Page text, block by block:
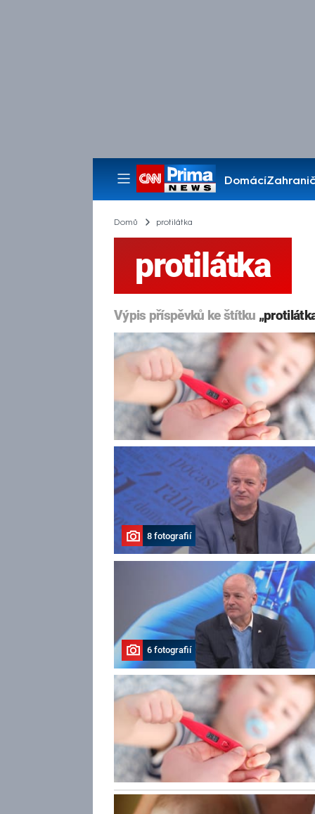
Domácí
Pořady
Domů protilátka
protilátka
Výpis příspěvků ke štítku
8 fotografií
6 fotografií